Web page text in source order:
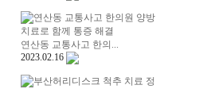
연산동 교통사고 한의...
2023.02.16